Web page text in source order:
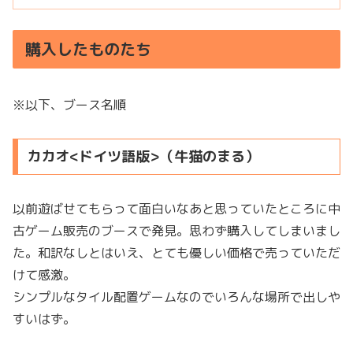
購入したものたち
※以下、ブース名順
カカオ<ドイツ語版>（牛猫のまる）
以前遊ばせてもらって面白いなあと思っていたところに中
古ゲーム販売のブースで発見。思わず購入してしまいまし
た。和訳なしとはいえ、とても優しい価格で売っていただ
けて感激。
シンプルなタイル配置ゲームなのでいろんな場所で出しや
すいはず。